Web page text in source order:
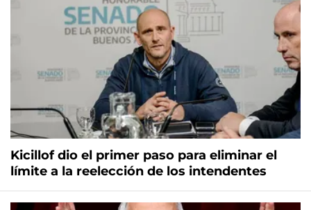
Kicillof dio el primer paso para eliminar el
límite a la reelección de los intendentes